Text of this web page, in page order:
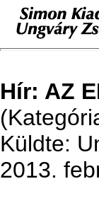
Hír: AZ
Küldte:
2013.